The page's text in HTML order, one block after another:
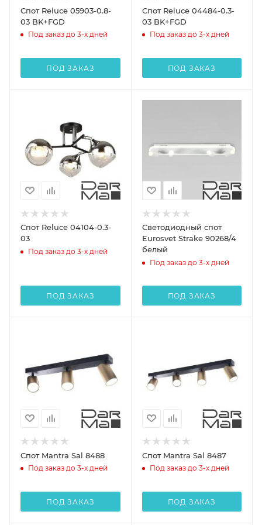
Спот Reluce 05903-0.8-
03 BK+FGD
Под заказ до 3-х дней
ПОД ЗАКАЗ
Спот Reluce 04484-0.3-
03 BK+FGD
Под заказ до 3-х дней
ПОД ЗАКАЗ
Спот Reluce 04104-0.3-
03
Под заказ до 3-х дней
ПОД ЗАКАЗ
Светодиодный спот
Eurosvet Strake 90268/4
белый
Под заказ до 3-х дней
ПОД ЗАКАЗ
Спот Mantra Sal 8488
Под заказ до 3-х дней
ПОД ЗАКАЗ
Спот Mantra Sal 8487
Под заказ до 3-х дней
ПОД ЗАКАЗ